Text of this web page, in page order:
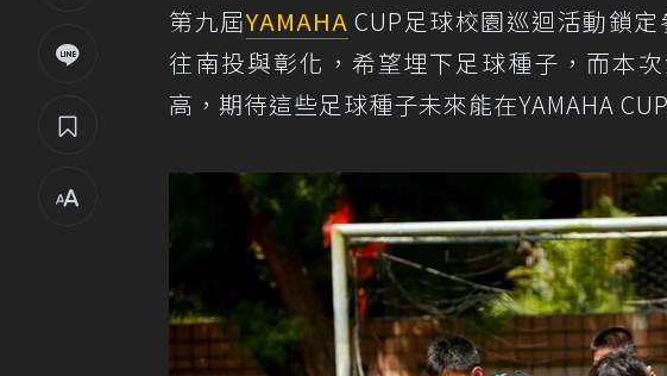
第九屆YAMAHA CUP足球校園巡迴活動鎖
往南投與彰化，希望埋下足球種子，而本
高，期待這些足球種子未來能在YAMAHA